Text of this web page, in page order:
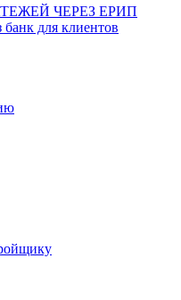
ЧЕРЕЗ ЕРИП
для клиентов